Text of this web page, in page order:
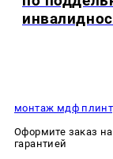
монтаж мдф
Оформите заказ на
гарантией